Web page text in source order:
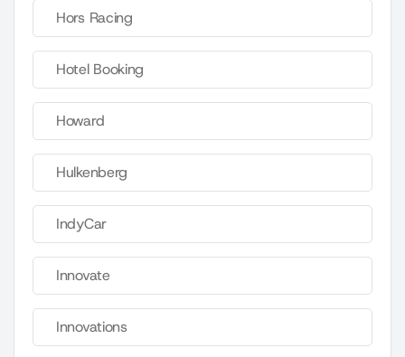
Hors Racing
Hotel Booking
Howard
Hulkenberg
IndyCar
Innovate
Innovations